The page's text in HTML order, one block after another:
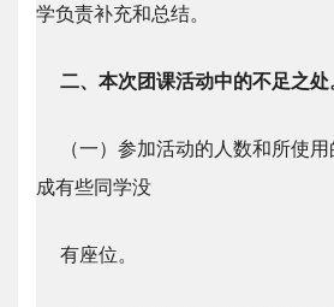
学负责补充和总结。
二、本次团课活动中的不足之处
（一）参加活动的人数和所使
成有些同学没
有座位。